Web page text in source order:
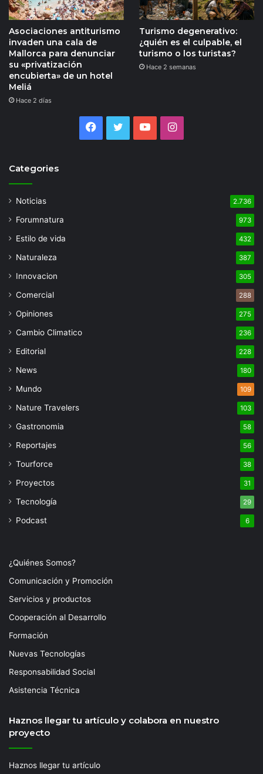
Asociaciones antiturismo
invaden una cala de
Mallorca para denunciar
su «privatización
encubierta» de un hotel
Meliá
Hace 2 días
Turismo degenerativo:
¿quién es el culpable, el
turismo o los turistas?
Hace 2 semanas
Facebook
TwitterYouTubeInstagram
Categories
Noticias 2.736
Forumnatura 973
Estilo de vida 432
Naturaleza 387
Innovacion 305
Comercial 288
Opiniones 275
Cambio Climatico 236
Editorial 228
News 180
Mundo 109
Nature Travelers 103
Gastronomia 58
Reportajes 56
Tourforce 38
Proyectos 31
Tecnología 29
Podcast 6
¿Quiénes Somos?
Comunicación y Promoción
Servicios y productos
Cooperación al Desarrollo
Formación
Nuevas Tecnologías
Responsabilidad Social
Asistencia Técnica
Haznos llegar tu artículo y colabora en nuestro
proyecto
Haznos llegar tu artículo